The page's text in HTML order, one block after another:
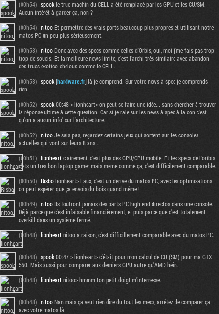
(00h54) spookle truc machin du CELL a été remplacé par les GPU et les CU/SM.
Aucun intérêt à garder ça, non ?
(00h54) nitooEt permettre des vrais ports beaucoup plus propres et utilisant notre
matos PC un peu plus sérieusement.
(00h53) nitooDonc avec des specs comme celles d'Orbis, oui, moi j'me fais pas trop
trop de soucis. Et la meilleure news limite, c'est l'archi très similaire avec abandon
des trucs exotico-chelous comme le CELL.
(00h53) spook[hardware.fr] là je comprend. Sur votre news à spec je comprends
rien.
(00h52) spook00:48 > lionheart> on peut se faire une idée... sans chercher à trouver
la réponse ultime à cette question. Car si je rale sur les news à spec à la con c'est
qu'on a aucun info' sur l'architecture.
(00h52) nitooJe sais pas, regardez certains jeux qui sortent sur les consoles
actuelles qui vont sur leurs 8 ans...
(00h51) lionheartclairement, c'est plus des GPU/CPU mobile. Et les specs de l'oribis
c'ets un tres bon laptop gamer mais meme comme ça, c'est difficilement comparable.
(00h50) Risbolionheart> Faux, c'est un dérivé du matos PC, avec les optimisations
on peut espérer que ça envois du bois quand même !
(00h49) nitoo Ils foutront jamais des parts PC high end directos dans une console.
Déjà parce que c'est infaisable financièrement, et puis parce que c'est totalement
overkill dans un système fermé.
(00h48) lionheartnitoo a raison, c'est difficillement comparable avec du matos PC.
(00h48) spook00:47 > lionheart> c'était pour mon calcul de CU (SM) pour ma GTX
560. Mais aussi pour comparer aux derniers GPU autre qu'AMD hein.
(00h48) lionheartnitoo> hmmm ton petit doigt m'interresse.
(00h48) nitooNan mais ça veut rien dire du tout les mecs, arrêtez de comparer ça
avec votre matos là.